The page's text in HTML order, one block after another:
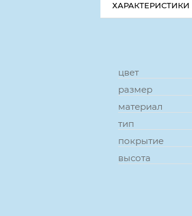
ХАРАКТЕРИСТИКИ
цвет
размер
материал
тип
покрытие
высота